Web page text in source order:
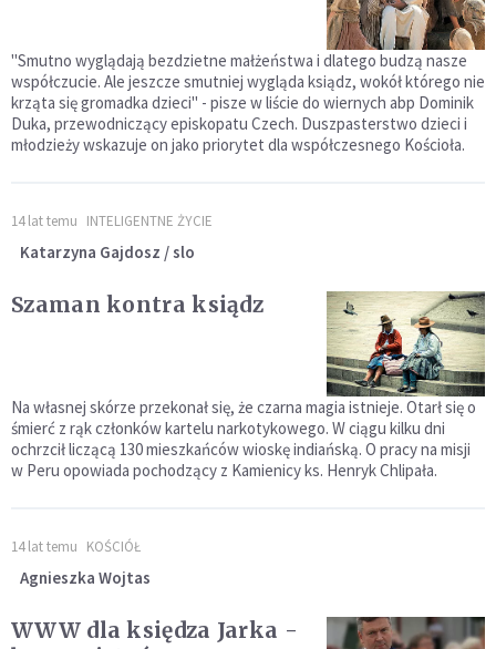
"Smutno wyglądają bezdzietne małżeństwa i dlatego budzą nasze
współczucie. Ale jeszcze smutniej wygląda ksiądz, wokół którego nie
krząta się gromadka dzieci" - pisze w liście do wiernych abp Dominik
Duka, przewodniczący episkopatu Czech. Duszpasterstwo dzieci i
młodzieży wskazuje on jako priorytet dla współczesnego Kościoła.
14 lat temu INTELIGENTNE ŻYCIE
Katarzyna Gajdosz / slo
Szaman kontra ksiądz
Na własnej skórze przekonał się, że czarna magia istnieje. Otarł się o
śmierć z rąk członków kartelu narkotykowego. W ciągu kilku dni
ochrzcił liczącą 130 mieszkańców wioskę indiańską. O pracy na misji
w Peru opowiada pochodzący z Kamienicy ks. Henryk Chlipała.
14 lat temu KOŚCIÓŁ
Agnieszka Wojtas
WWW dla księdza Jarka -